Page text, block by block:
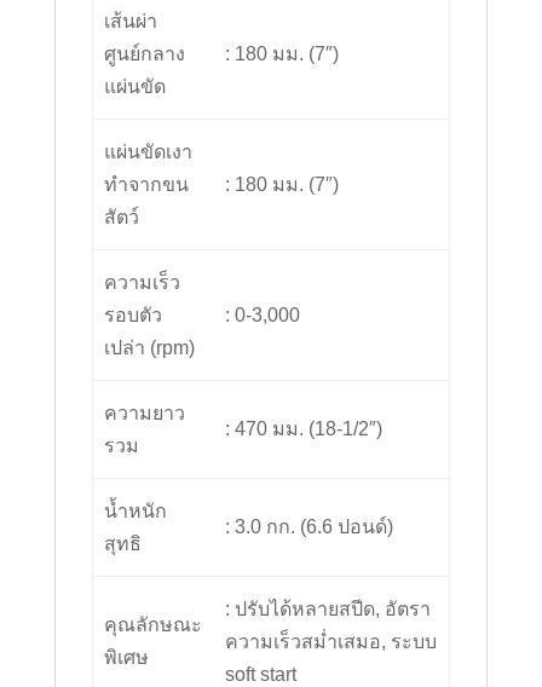
เส้นผ่า
ศูนย์กลาง
แผ่นขัด
: 180 มม. (7″)
แผ่นขัดเงา
ทำจากขน
สัตว์
: 180 มม. (7″)
ความเร็ว
รอบตัว
เปล่า (rpm)
: 0-3,000
ความยาว
รวม
: 470 มม. (18-1/2″)
น้ำหนัก
สุทธิ
: 3.0 กก. (6.6 ปอนด์)
คุณลักษณะ
พิเศษ
: ปรับได้หลายสปีด, อัตรา
ความเร็วสม่ำเสมอ, ระบบ
soft start